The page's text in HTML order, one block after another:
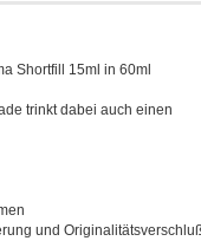
Shortfill 15ml in 60ml
trinkt dabei auch einen
und